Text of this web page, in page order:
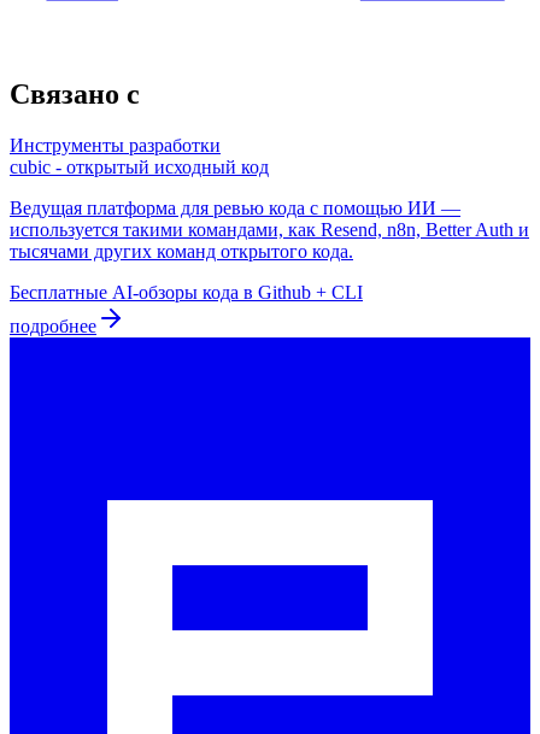
Связано с
Инструменты разработки
cubic - открытый исходный код
Ведущая платформа для ревью кода с помощью ИИ —
используется такими командами, как Resend, n8n, Better Auth и
тысячами других команд открытого кода.
Бесплатные AI-обзоры кода в Github + CLI
подробнее